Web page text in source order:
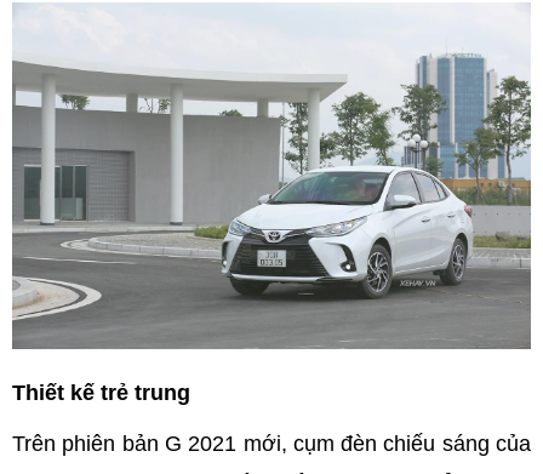
Thiết kế trẻ trung
Trên phiên bản G 2021 mới, cụm đèn chiếu sáng của